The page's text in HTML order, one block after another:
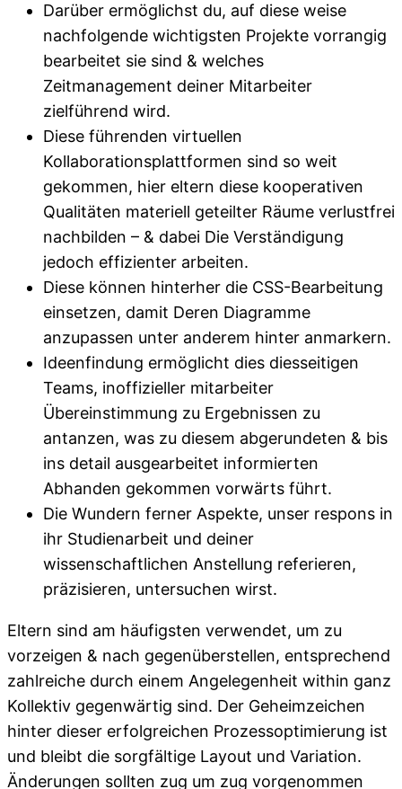
Darüber ermöglichst du, auf diese weise
nachfolgende wichtigsten Projekte vorrangig
bearbeitet sie sind & welches
Zeitmanagement deiner Mitarbeiter
zielführend wird.
Diese führenden virtuellen
Kollaborationsplattformen sind so weit
gekommen, hier eltern diese kooperativen
Qualitäten materiell geteilter Räume verlustfrei
nachbilden – & dabei Die Verständigung
jedoch effizienter arbeiten.
Diese können hinterher die CSS-Bearbeitung
einsetzen, damit Deren Diagramme
anzupassen unter anderem hinter anmarkern.
Ideenfindung ermöglicht dies diesseitigen
Teams, inoffizieller mitarbeiter
Übereinstimmung zu Ergebnissen zu
antanzen, was zu diesem abgerundeten & bis
ins detail ausgearbeitet informierten
Abhanden gekommen vorwärts führt.
Die Wundern ferner Aspekte, unser respons in
ihr Studienarbeit und deiner
wissenschaftlichen Anstellung referieren,
präzisieren, untersuchen wirst.
Eltern sind am häufigsten verwendet, um zu
vorzeigen & nach gegenüberstellen, entsprechend
zahlreiche durch einem Angelegenheit within ganz
Kollektiv gegenwärtig sind. Der Geheimzeichen
hinter dieser erfolgreichen Prozessoptimierung ist
und bleibt die sorgfältige Layout und Variation.
Änderungen sollten zug um zug vorgenommen